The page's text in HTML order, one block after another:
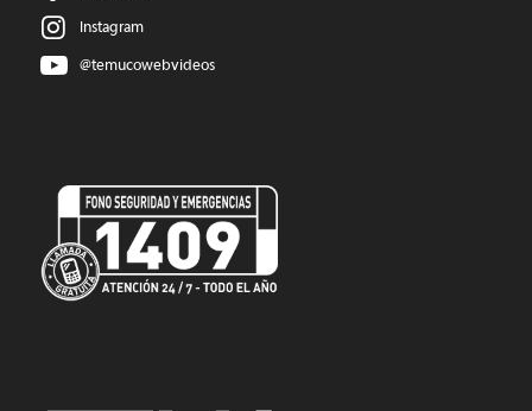
Instagram
@temucowebvideos